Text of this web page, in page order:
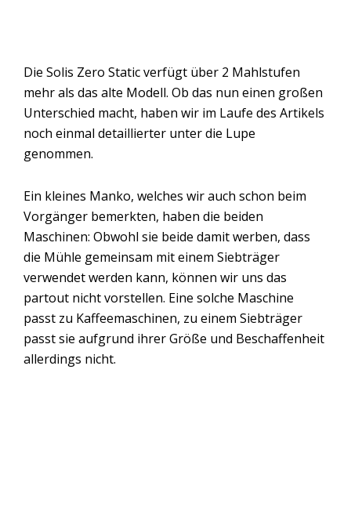
Die Solis Zero Static verfügt über 2 Mahlstufen
mehr als das alte Modell. Ob das nun einen großen
Unterschied macht, haben wir im Laufe des Artikels
noch einmal detaillierter unter die Lupe
genommen.
Ein kleines Manko, welches wir auch schon beim
Vorgänger bemerkten, haben die beiden
Maschinen: Obwohl sie beide damit werben, dass
die Mühle gemeinsam mit einem Siebträger
verwendet werden kann, können wir uns das
partout nicht vorstellen. Eine solche Maschine
passt zu Kaffeemaschinen, zu einem Siebträger
passt sie aufgrund ihrer Größe und Beschaffenheit
allerdings nicht.